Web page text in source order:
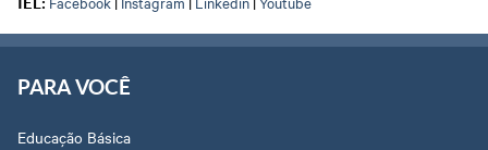
PARA VOCÊ
Educação Básica